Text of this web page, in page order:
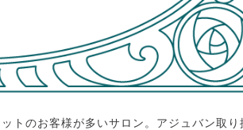
トのお客様が多いサロン。アジュバン取り